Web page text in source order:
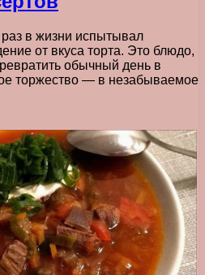
в жизни испытывал
от вкуса торта. Это блюдо,
обычный день в
торжество — в незабываемое